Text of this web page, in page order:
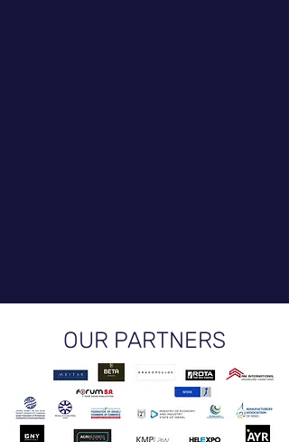
OUR PARTNERS